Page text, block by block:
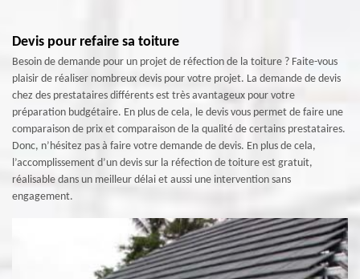
Devis pour refaire sa toiture
Besoin de demande pour un projet de réfection de la toiture ? Faite-vous
plaisir de réaliser nombreux devis pour votre projet. La demande de devis
chez des prestataires différents est très avantageux pour votre
préparation budgétaire. En plus de cela, le devis vous permet de faire une
comparaison de prix et comparaison de la qualité de certains prestataires.
Donc, n’hésitez pas à faire votre demande de devis. En plus de cela,
l’accomplissement d’un devis sur la réfection de toiture est gratuit,
réalisable dans un meilleur délai et aussi une intervention sans
engagement.